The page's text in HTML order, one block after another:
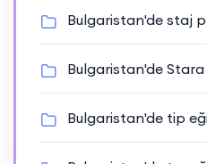
Bulgaristan'de staj
Bulgaristan'de
Bulgaristan'de tip